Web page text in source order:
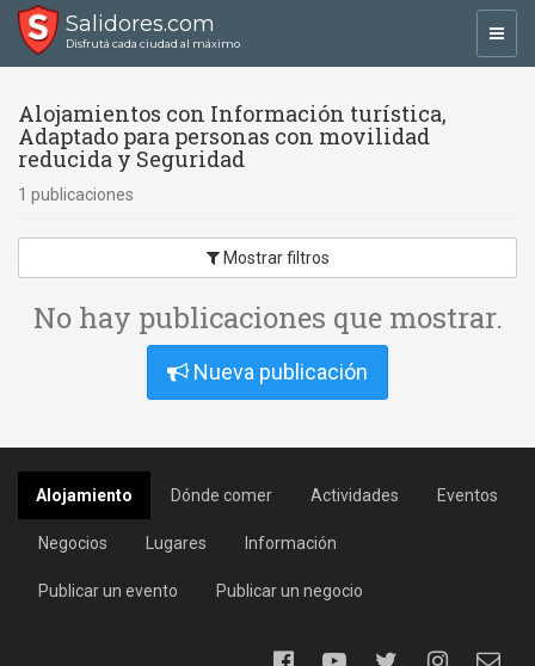
Salidores.com
Disfrutá cada ciudad al máximo
Alojamientos con Información turística,
Adaptado para personas con movilidad
reducida y Seguridad
1 publicaciones
Mostrar filtros
No hay publicaciones que mostrar.
Nueva publicación
Alojamiento Dónde comer Actividades Eventos
Negocios Lugares Información
Publicar un evento Publicar un negocio